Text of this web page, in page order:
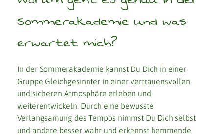
Sommerakademie und was
erwartet mich?
In der Sommerakademie kannst Du Dich in einer
Gruppe Gleichgesinnter in einer vertrauensvollen
und sicheren Atmosphäre erleben und
weiterentwickeln. Durch eine bewusste
Verlangsamung des Tempos nimmst Du Dich selbst
und andere besser wahr und erkennst hemmende